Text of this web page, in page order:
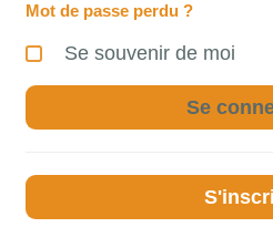
Mot de passe perdu ?
Se souvenir de moi
Se